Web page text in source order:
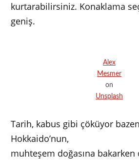
kurtarabilirsiniz. Konaklama
geniş.
Alex
Mesmer
on
Unsplash
Tarih, kabus gibi çöküyor
Hokkaido’nun,
muhteşem doğasına